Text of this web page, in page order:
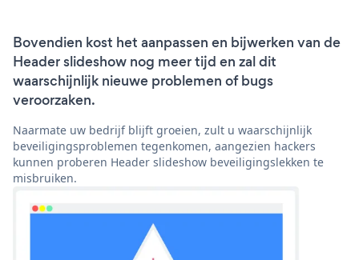
Bovendien kost het aanpassen en bijwerken van de
Header slideshow nog meer tijd en zal dit
waarschijnlijk nieuwe problemen of bugs
veroorzaken.
Naarmate uw bedrijf blijft groeien, zult u waarschijnlijk
beveiligingsproblemen tegenkomen, aangezien hackers
kunnen proberen Header slideshow beveiligingslekken te
misbruiken.